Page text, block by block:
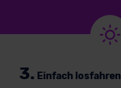
3. Einfach losfahren